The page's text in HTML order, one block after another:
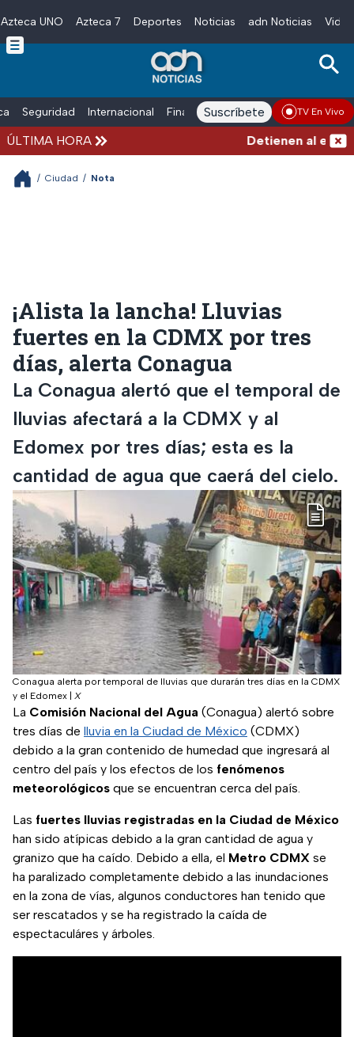
Skip to main content
Azteca UNO Azteca 7 Deportes Noticias adn Noticias
Seguridad Internacional Finanzas adn Noticias Radio
Suscríbete TV En Vivo
ÚLTIMA HORA Detienen al
/ Ciudad / Nota
¡Alista la lancha! Lluvias
fuertes en la CDMX por tres
días, alerta Conagua
La Conagua alertó que el temporal de
lluvias afectará a la CDMX y al
Edomex por tres días; esta es la
cantidad de agua que caerá del cielo.
Conagua alerta por temporal de lluvias que durarán tres días en la CDMX
y el Edomex
X
La Comisión Nacional del Agua (Conagua) alertó sobre
tres días de lluvia en la Ciudad de México (CDMX)
debido a la gran contenido de humedad que ingresará al
centro del país y los efectos de los fenómenos
meteorológicos que se encuentran cerca del país.
Las fuertes lluvias registradas en la Ciudad de México
han sido atípicas debido a la gran cantidad de agua y
granizo que ha caído. Debido a ella, el Metro CDMX se
ha paralizado completamente debido a las inundaciones
en la zona de vías, algunos conductores han tenido que
ser rescatados y se ha registrado la caída de
espectaculáres y árboles.